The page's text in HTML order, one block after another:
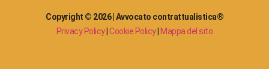
Copyright © 2026 | Avvocato contrattualistica®
Privacy Policy|Cookie Policy| Mappa del sito